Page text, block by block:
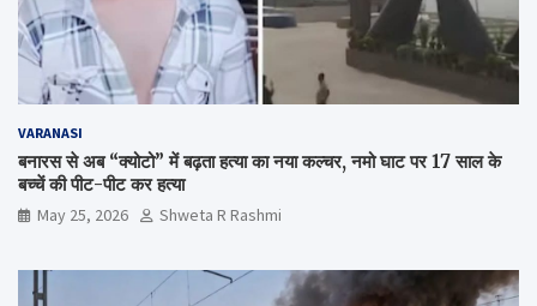
VARANASI
बनारस से अब “क्योटो” में बढ़ता हत्या का नया कल्चर, नमो घाट पर 17 साल के
बच्चें की पीट-पीट कर हत्या
May 25, 2026 Shweta R Rashmi